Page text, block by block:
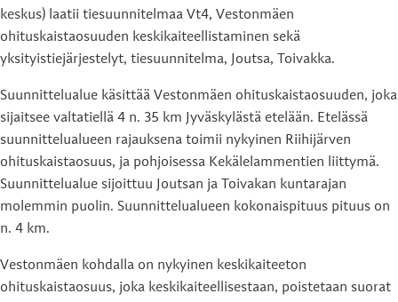
keskus) laatii tiesuunnitelmaa Vt4, Vestonmäen
ohituskaistaosuuden keskikaiteellistaminen sekä
yksityistiejärjestelyt, tiesuunnitelma, Joutsa, Toivakka.
Suunnittelualue käsittää Vestonmäen ohituskaistaosuuden, joka
sijaitsee valtatiellä 4 n. 35 km Jyväskylästä etelään. Etelässä
suunnittelualueen rajauksena toimii nykyinen Riihijärven
ohituskaistaosuus, ja pohjoisessa Kekälelammentien liittymä.
Suunnittelualue sijoittuu Joutsan ja Toivakan kuntarajan
molemmin puolin. Suunnittelualueen kokonaispituus pituus on
n. 4 km.
Vestonmäen kohdalla on nykyinen keskikaiteeton
ohituskaistaosuus, joka keskikaiteellisestaan, poistetaan suorat